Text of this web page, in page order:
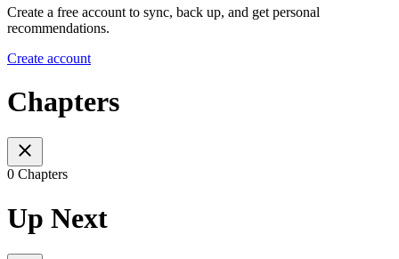
Create a free account to sync, back up, and get personal
recommendations.
Create account
Chapters
0 Chapters
Up Next